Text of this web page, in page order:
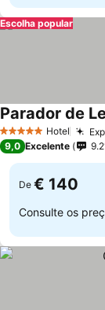
Escolha popular
5 Estrelas Hotel
Parador de
9,0 Excelente
De € 140
Consulte os